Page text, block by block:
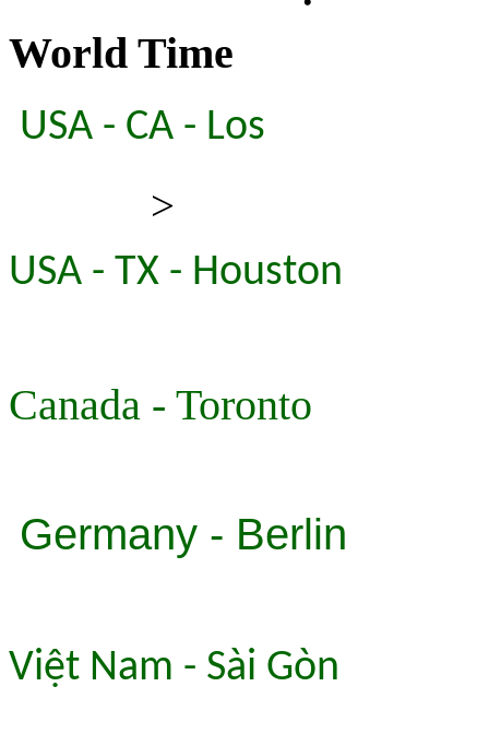
World Time
USA - CA - Los
>
USA - TX - Houston
Canada - Toronto
Germany - Berlin
Việt Nam - Sài Gòn